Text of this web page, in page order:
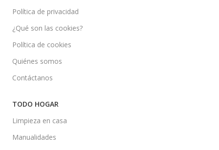
Política de privacidad
¿Qué son las cookies?
Política de cookies
Quiénes somos
Contáctanos
TODO HOGAR
Limpieza en casa
Manualidades